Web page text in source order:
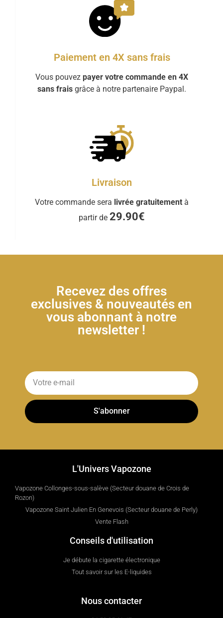
Paiement en 4X sans frais
Vous pouvez payer votre commande en 4X
sans frais grâce à notre partenaire Paypal.
Livraison
Votre commande sera livrée gratuitement à
partir de 29.90€
Recevez des offres
exclusives & nouveautés en
vous abonnant à notre
newsletter !
S'abonner
L'Univers Vapozone
Vapozone Collonges-sous-salève (Secteur douane de Crois de
Rozon)
Vapozone Saint Julien En Genevois (Secteur douane de Perly)
Vente Flash
Conseils d'utilisation
Je débute la cigarette électronique
Tout savoir sur les E-liquides
Nous contacter